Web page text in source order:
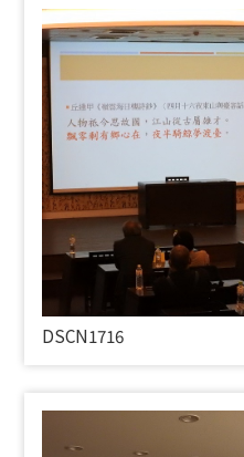
DSCN1716